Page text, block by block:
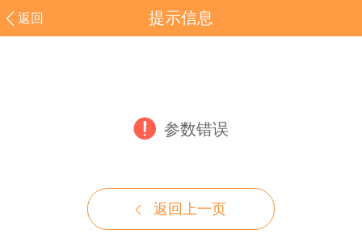
返回 提示信息
参数错误
返回上一页